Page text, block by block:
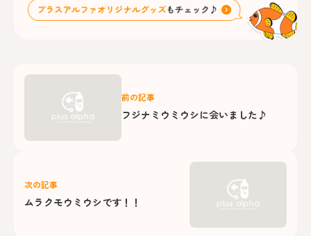
前の記事
フジナミウミウシに会いました♪
次の記事
ムラクモウミウシです！！